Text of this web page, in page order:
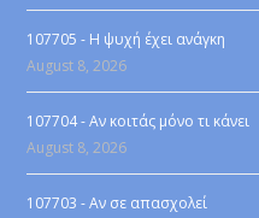
107705 - Η ψυχή έχει ανάγκη
August 8, 2026
107704 - Αν κοιτάς μόνο τι κάνει
August 8, 2026
107703 - Αν σε απασχολεί